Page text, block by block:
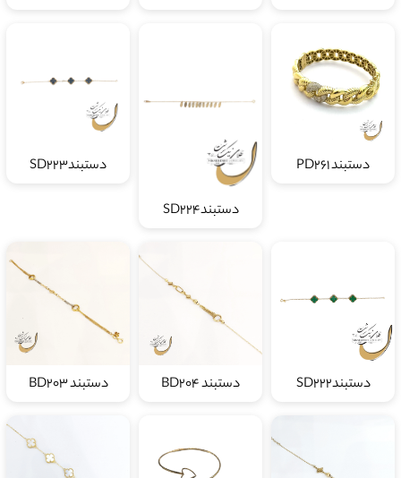
دستبند PD261
دستبندSD224
دستبندSD223
دستبندSD222 دستبند BD204 دستبند BD203